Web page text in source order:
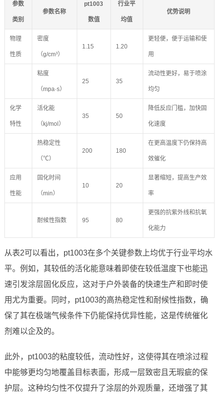
参数
类别
参数名称
pt1003
数值
行业平
均值
优势说明
物理
性质
密度
（g/cm³）
1.15 1.20
更轻便，便于运输和使
用
粘度
（mpa·s）
25 35
流动性更好，易于喷涂
均匀
化学
特性
活化能
（kj/mol）
35 50
降低反应门槛，加快固
化速度
热稳定性
（℃）
200 180
在更高温度下仍保持高
效催化
应用
性能
固化时间
（min）
10 20
显著缩短，提高生产效
率
耐候性指数 95 80
更强的抗紫外线和抗氧
化能力
从表2可以看出，pt1003在多个关键参数上均优于行业平均水
平。例如，其较低的活化能意味着即使在较低温度下也能迅
速引发涂层固化反应，这对于户外装备的快速生产和即时使
用尤为重要。同时，pt1003的高热稳定性和耐候性指数，确
保了其在极端气候条件下仍能保持优异性能，这是传统催化
剂难以企及的。
此外，pt1003的粘度较低，流动性好，这使得其在喷涂过程
中能够更均匀地覆盖目标表面，形成一层致密且无瑕疵的保
护层。这种均匀性不仅提升了涂层的外观质量，还增强了其